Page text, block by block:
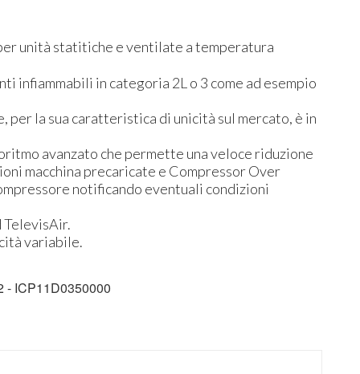
unità statitiche e ventilate a temperatura
infiammabili in categoria 2L o 3 come ad esempio
la sua caratteristica di unicità sul mercato, è in
avanzato che permette una veloce riduzione
macchina precaricate e Compressor Over
notificando eventuali condizioni
TelevisAir.
variabile.
- ICP11D0350000